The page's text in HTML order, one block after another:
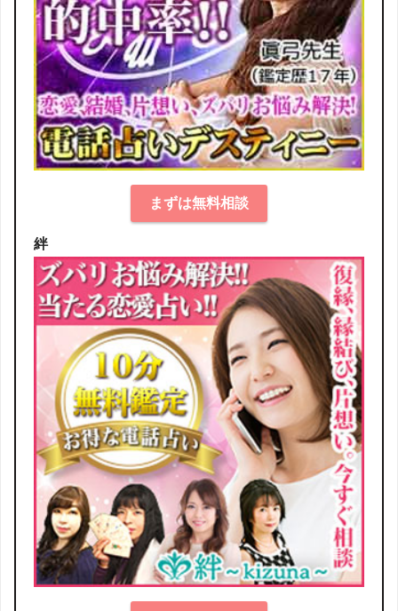
まずは無料相談
絆